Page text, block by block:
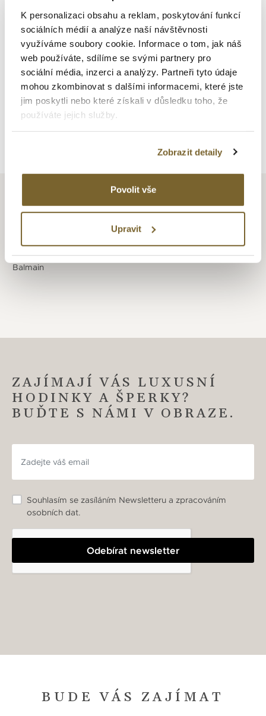
K personalizaci obsahu a reklam, poskytování funkcí
sociálních médií a analýze naší návštěvnosti
využíváme soubory cookie. Informace o tom, jak náš
web používáte, sdílíme se svými partnery pro
sociální média, inzerci a analýzy. Partneři tyto údaje
mohou zkombinovat s dalšími informacemi, které jste
jim poskytli nebo které získali v důsledku toho, že
používáte jejich služby.
Zobrazit detaily
Povolit vše
Upravit
Materiál lunety
Barva číselníku
Perleťová
Balmain
ZAJÍMAJÍ VÁS LUXUSNÍ
HODINKY A ŠPERKY?
BUĎTE S NÁMI V OBRAZE.
Odebírat newsletter
Souhlasím se zasíláním Newsletteru a zpracováním
osobních dat.
BUDE VÁS ZAJÍMAT